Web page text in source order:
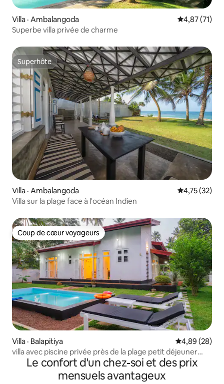
Villa · Ambalangoda Note
4,87 (71)
Superbe villa privée de charme
Superhôte
Superhôte
Villa · Ambalangoda Note
4,75 (32)
Villa sur la plage face à l'océan Indien
Coup de cœur voyageurs
Coup de cœur voyageurs
Villa · Balapitiya Note
4,89 (28)
villa avec piscine privée près de la plage petit déjeuner
gratuitLe confort d'un chez-soi et des prix
mensuels avantageux